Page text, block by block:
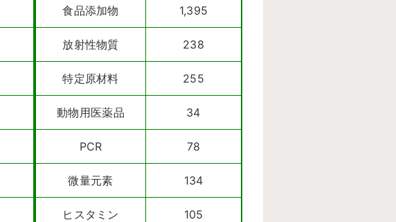
食品添加物 1,395
放射性物質 238
特定原材料 255
動物用医薬品 34
PCR 78
微量元素 134
ヒスタミン 105